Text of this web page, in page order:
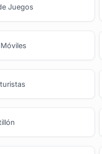
Juegos